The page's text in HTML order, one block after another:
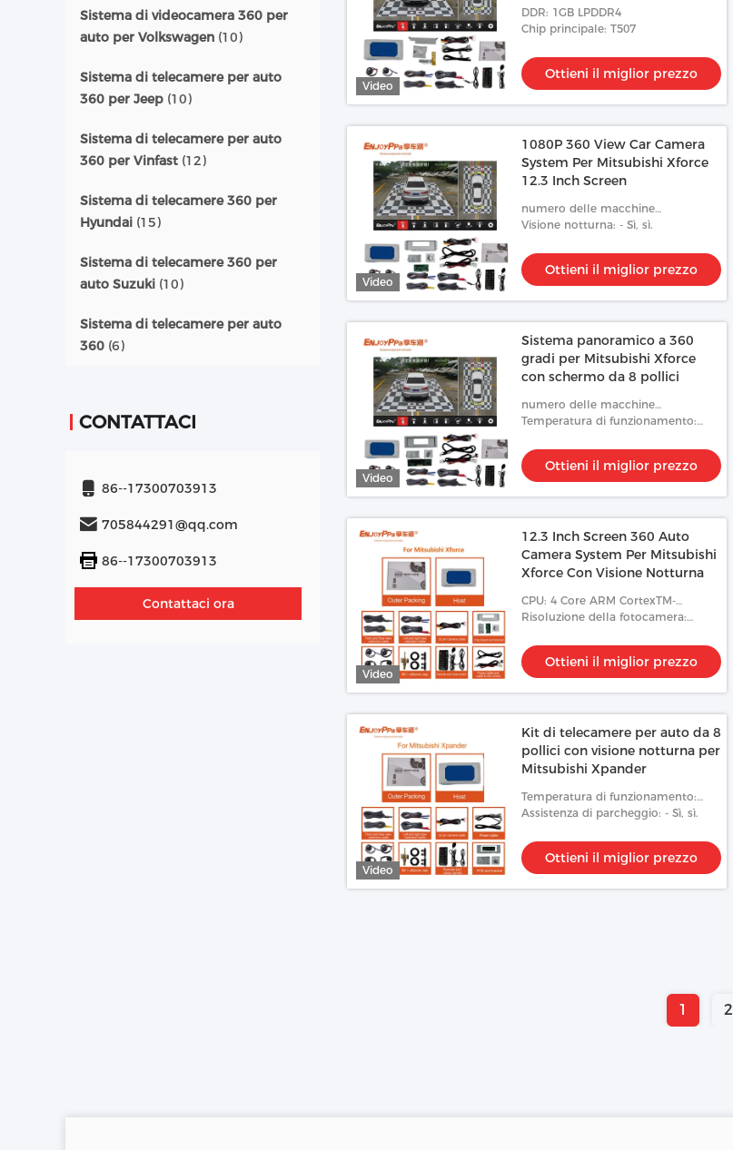
Sistema di videocamera 360 per
auto per Volkswagen (10)
Sistema di telecamere per auto
360 per Jeep (10)
Sistema di telecamere per auto
360 per Vinfast (12)
Sistema di telecamere 360 per
Hyundai (15)
Sistema di telecamere 360 per
auto Suzuki (10)
Sistema di telecamere per auto
360 (6)
CONTATTACI
86--17300703913
705844291@qq.com
86--17300703913
Contattaci ora
Video
DDR: 1GB LPDDR4
Chip principale: T507
Ottieni il miglior prezzo
Video
1080P 360 View Car Camera
System Per Mitsubishi Xforce
12.3 Inch Screen
numero delle macchine
fotografiche: 4
Visione notturna: - Sì, sì.
Ottieni il miglior prezzo
Video
Sistema panoramico a 360
gradi per Mitsubishi Xforce
con schermo da 8 pollici
numero delle macchine
fotografiche: 4
Temperatura di funzionamento:
Ottieni il miglior prezzo
Video
12.3 Inch Screen 360 Auto
Camera System Per Mitsubishi
Xforce Con Visione Notturna
CPU: 4 Core ARM CortexTM-
A53,1.5GHz
Risoluzione della fotocamera:
Ottieni il miglior prezzo
Video
Kit di telecamere per auto da 8
pollici con visione notturna per
Mitsubishi Xpander
Temperatura di funzionamento:
-20°C a 70°C
Assistenza di parcheggio: - Sì, sì.
Ottieni il miglior prezzo
1 2